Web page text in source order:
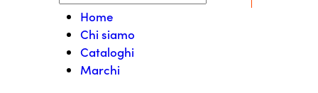
Home
Chi siamo
Cataloghi
Marchi